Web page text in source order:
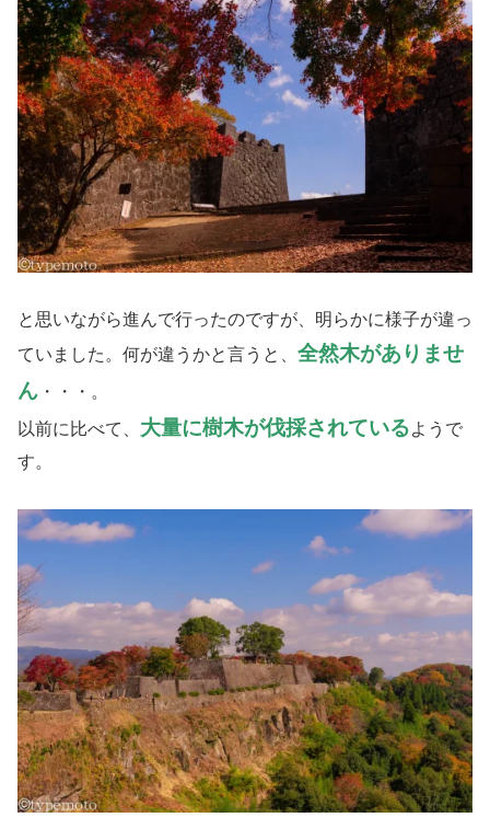
と思いながら進んで行ったのですが、明らかに様子が違っ
ていました。何が違うかと言うと、 全然木がありませ
ん ・・・。
以前に比べて、 大量に樹木が伐採されているようで
す。